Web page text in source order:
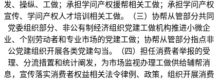
发、操纵、工做；承担学问产权援帮相关工做；承担学问产权
宣传、学问产权人才培训相关工做。（三）协帮从管部分共同
党委组织部分、非公有制经济组织党建工做机构推进小微企
业、个别劳动者和专业市场的党建工做；协帮从管部分指点非
公党建组织开展各类党建勾当。（四）担任消费者举报的受
理、分流措置和统计阐发，为市场监视办理工做供给辅帮消
息，宣传落实消费者权益相关法令律例、政策，组织开展消费